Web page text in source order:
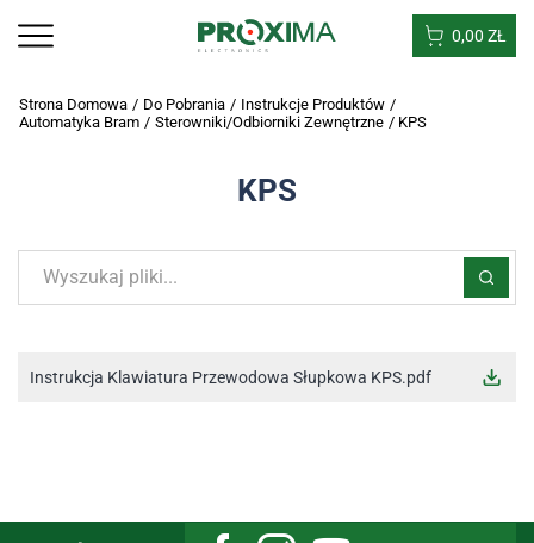
0,00 ZŁ
Strona Domowa / Do Pobrania / Instrukcje Produktów /
Automatyka Bram / Sterowniki/odbiorniki Zewnętrzne / KPS
KPS
Instrukcja Klawiatura Przewodowa Słupkowa KPS.pdf